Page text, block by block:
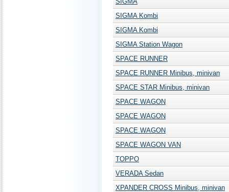
SIGMA Kombi
SIGMA Kombi
SIGMA Station Wagon
SPACE RUNNER
SPACE RUNNER Minibus, minivan
SPACE STAR Minibus, minivan
SPACE WAGON
SPACE WAGON
SPACE WAGON
SPACE WAGON VAN
TOPPO
VERADA Sedan
XPANDER CROSS Minibus, minivan